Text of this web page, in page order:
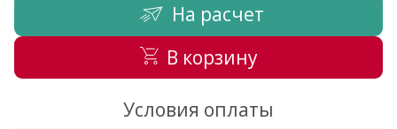
На расчет
В корзину
Условия оплаты